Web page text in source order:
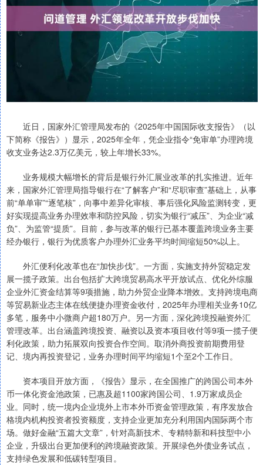
近日，国家外汇管理局发布的《2025年中国国际收支报告》（以
下简称《报告》）显示，2025年全年，凭企业指令“免审单”办理跨境
收支业务达2.3万亿美元，较上年增长33%。
业务规模大幅增长的背后是银行外汇展业改革的扎实推进。近年
来，国家外汇管理局指导银行在“了解客户”和“尽职审查”基础上，从事
前“单单审”“逐笔核”，向事中差异化审核、事后强化风险监测转变，更
好实现提高业务办理效率和防控风险，切实为银行“减压”、为企业“减
负”、为监管“提质”。目前，参与改革的银行已基本覆盖跨境业务主要
经办银行，银行为优质客户办理外汇业务平均时间缩短50%以上。
外汇便利化改革也在“加快步伐”。一方面，实施支持外贸稳定发
展一揽子政策。出台包括扩大跨境贸易高水平开放试点、优化外综服
企业外汇资金结算等9项措施，助力外贸企业降本增效。支持跨境电商
等贸易新业态主体在线便捷办理资金收付，2025年办理相关业务10亿
多笔，服务中小微商户超180万户。另一方面，深化跨境投融资外汇
管理改革。出台涵盖跨境投资、融资以及资本项目收付等9项一揽子便
利化政策，助力拓展双向投资合作空间。取消外商投资前期费用登
记、境内再投资登记，业务办理时间平均缩短1个至2个工作日。
资本项目开放方面，《报告》显示，在全国推广的跨国公司本外
币一体化资金池政策，已惠及超1100家跨国公司、1.9万家成员企
业。同时，统一境内企业境外上市本外币资金管理政策，有序发放合
格境内机构投资者投资额度，支持企业更加充分利用国内国际两个市
场。做好金融“五篇大文章”，针对高新技术、专精特新和科技型中小
企业，升级出台更加便利的跨境融资政策。开展绿色外债业务试点，
支持绿色发展和低碳转型项目。